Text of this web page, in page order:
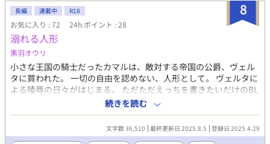
す。 年齢制限要素としては、監禁、拘束、陵辱、緊縛が含まれま
す。 年齢制限シーンにはタイトルに*が、未満だけどそんな感じの
雰囲気のところには（*）がついています。 ◆商業式作品紹介◆
情報と体を売って生計を立てる25歳の美しく小柄な青年ゼスは、
幼い頃ゼスを拾ってくれた貧乏孤児院に、稼ぎから差し入れを届
ける日々を送っていた。 栄養不足から小柄なまま大人になったゼ
スの細い体は、そちらの趣味の男によく売れたが、特殊性癖持ち
の警備隊長にもまた異常な執着を向けられていた。 その頃、横暴
な警備兵が好き放題に暴れるゼスの町へ、王都より視察隊が派遣
される。 視察隊として町に潜入したひとりに、ゼスが昔生き別れ
た義兄ギルフォードがいた。 情報を買いにゼスの元を訪れたギル
フォードは、愛する人によく似たゼスを抱きたいと言い出して
8
長編 連載中 R18
お気に入り : 72 24h.ポイント : 28
溺れる人形
黒羽オウリ
小さな王国の騎士だったカマルは、敵対する帝国の公爵、ヴェル
タに買われた。 一切の自由を認めない、人形として。 ヴェルタに
よる陵辱の日々がはじまる。 ただただえっちを書きたいだけのBL
すけべ小説です。 登場人物 カマル（受）18歳 178cm 黒髪短
髪 元々は小国の騎士。正義感が強く、まじめな性格。 ヴェルタ
（攻）24歳 185cm 金髪長髪 敵対する帝国の公爵。表向きは紳
士的だが、冷徹で残酷 カマルは戦場で負傷し、捕虜として帝国に
続きを読む
文字数 36,510 最終更新日 2025.8.5 登録日 2025.4.29